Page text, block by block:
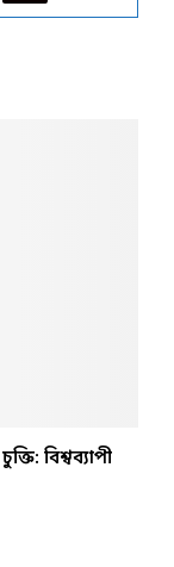
বিশ্বব্যাপী